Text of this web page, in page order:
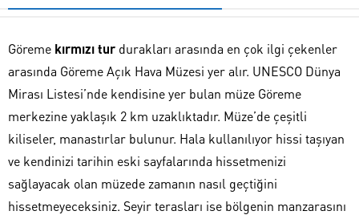
Göreme kırmızı tur durakları arasında en çok ilgi çekenler
arasında Göreme Açık Hava Müzesi yer alır. UNESCO Dünya
Mirası Listesi’nde kendisine yer bulan müze Göreme
merkezine yaklaşık 2 km uzaklıktadır. Müze’de çeşitli
kiliseler, manastırlar bulunur. Hala kullanılıyor hissi taşıyan
ve kendinizi tarihin eski sayfalarında hissetmenizi
sağlayacak olan müzede zamanın nasıl geçtiğini
hissetmeyeceksiniz. Seyir terasları ise bölgenin manzarasını